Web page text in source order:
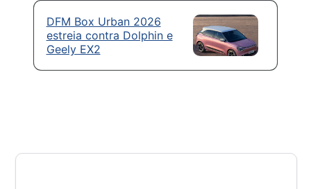
DFM Box Urban 2026
estreia contra Dolphin e
Geely EX2